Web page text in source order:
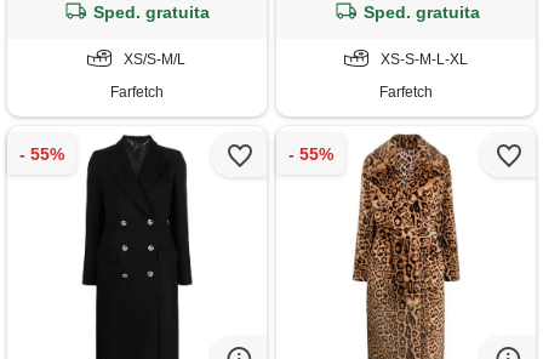
Sped. gratuita
XS/S-M/L
Farfetch
Sped. gratuita
XS-S-M-L-XL
Farfetch